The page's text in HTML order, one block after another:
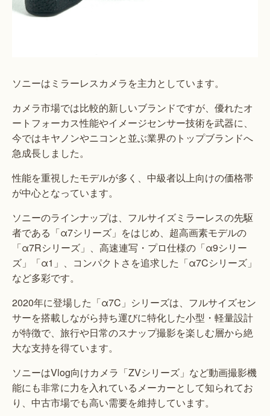
ソニーはミラーレスカメラを主力としています。
カメラ市場では比較的新しいブランドですが、優れたオ
ートフォーカス性能やイメージセンサー技術を武器に、
今ではキヤノンやニコンと並ぶ業界のトップブランドへ
急成長しました。
性能を重視したモデルが多く、中級者以上向けの価格帯
が中心となっています。
ソニーのラインナップは、フルサイズミラーレスの先駆
者である「α7シリーズ」をはじめ、超高画素モデルの
「α7Rシリーズ」、高速連写・プロ仕様の「α9シリー
ズ」「α1」、コンパクトさを追求した「α7Cシリーズ」
など多彩です。
2020年に登場した「α7C」シリーズは、フルサイズセン
サーを搭載しながら持ち運びに特化した小型・軽量設計
が特徴で、旅行や日常のスナップ撮影を楽しむ層から絶
大な支持を得ています。
ソニーはVlog向けカメラ「ZVシリーズ」など動画撮影機
能にも非常に力を入れているメーカーとして知られてお
り、中古市場でも高い需要を維持しています。